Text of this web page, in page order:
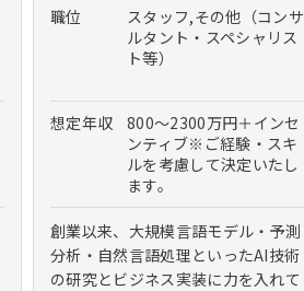
職位
スタッフ,その他（コンサ
ルタント・スペシャリス
ト等）
想定年収
800～2300万円＋インセ
ンティブ※ご経験・スキ
ルを考慮して決定いたし
ます。
創業以来、大規模言語モデル・予測
分析・自然言語処理といったAI技術
の研究とビジネス実装に力を入れて